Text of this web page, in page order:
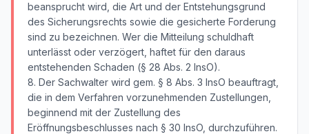
beansprucht wird, die Art und der Entstehungsgrund
des Sicherungsrechts sowie die gesicherte Forderung
sind zu bezeichnen. Wer die Mitteilung schuldhaft
unterlässt oder verzögert, haftet für den daraus
entstehenden Schaden (§ 28 Abs. 2 InsO).
8. Der Sachwalter wird gem. § 8 Abs. 3 InsO beauftragt,
die in dem Verfahren vorzunehmenden Zustellungen,
beginnend mit der Zustellung des
Eröffnungsbeschlusses nach § 30 InsO, durchzuführen.